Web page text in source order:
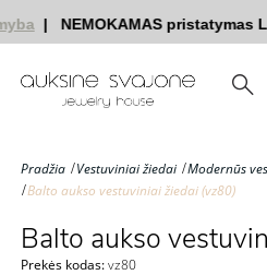
| NEMOKAMAS pristatymas
Pradžia Vestuviniai žiedai
Modernūs
Balto aukso vestuviniai žiedai (vz80)
Balto aukso
Prekės kodas:vz80